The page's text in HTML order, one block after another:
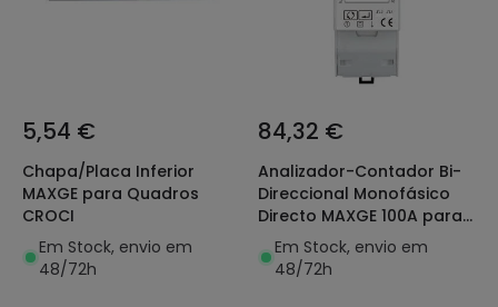
5,54 €
Chapa/Placa Inferior
MAXGE para Quadros
CROCI
Em Stock, envio em
48/72h
84,32 €
Analizador-Contador Bi-
Direccional Monofásico
Directo MAXGE 100A para
Descarga Zero
Em Stock, envio em
48/72h